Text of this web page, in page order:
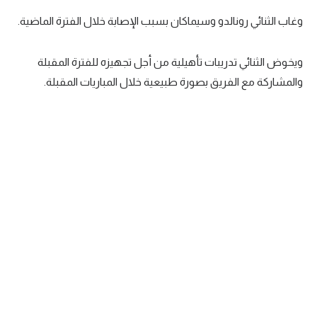
ركن الألعاب
أقسام خاصة
Gamers
وغاب الثنائي رونالدو وسيماكان بسبب الإصابة خلال الفترة الماضية.
ويخوض الثنائي تدريبات تأهيلية من أجل تجهيزه للفترة المقبلة
والمشاركة مع الفريق بصورة طبيعية خلال المباريات المقبلة.